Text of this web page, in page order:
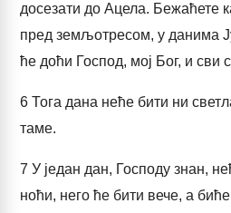
досезати до Ацела. Бежаћете
пред земљотресом, у данима
ће доћи Господ, мој Бог, и сви
6 Тога дана неће бити ни
таме.
7 У један дан, Господу знан,
ноћи, него ће бити вече, а